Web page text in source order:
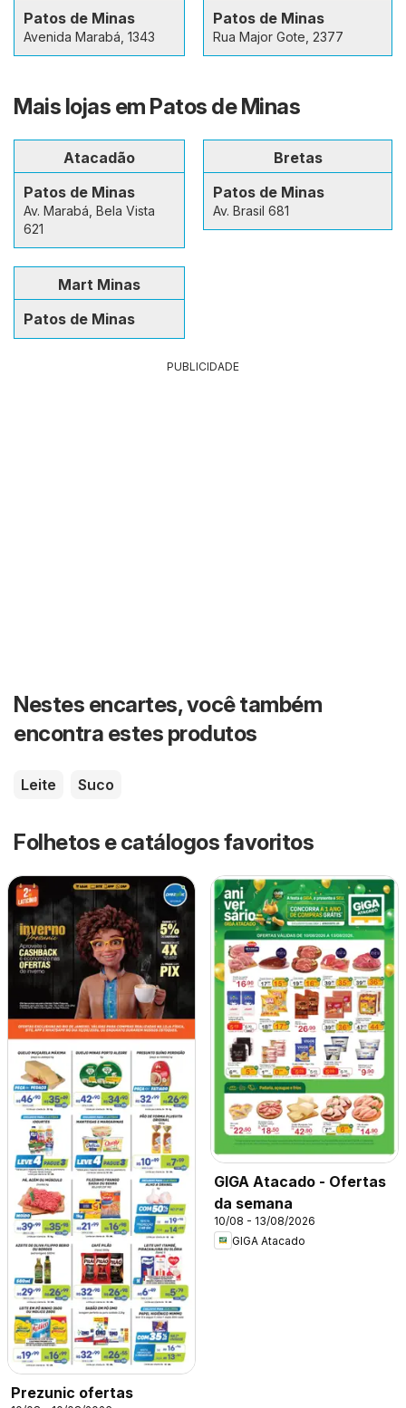
Patos de Minas
Avenida Marabá, 1343
Patos de Minas
Rua Major Gote, 2377
Mais lojas em Patos de Minas
Atacadão
Patos de Minas
Av. Marabá, Bela Vista
621
Bretas
Patos de Minas
Av. Brasil 681
Mart Minas
Patos de Minas
PUBLICIDADE
Nestes encartes, você também
encontra estes produtos
Leite Suco
Folhetos e catálogos favoritos
Prezunic ofertas
GIGA Atacado - Ofertas
da semana
10/08 - 13/08/2026
GIGA Atacado